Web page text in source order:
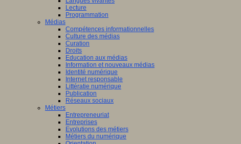
Lecture
Programmation
Médias
Compétences informationnelles
Culture des médias
Curation
Droits
Education aux médias
Information et nouveaux médias
Identité numérique
Internet responsable
Littératie numérique
Publication
Réseaux sociaux
Métiers
Entrepreneuriat
Entreprises
Evolutions des métiers
Métiers du numérique